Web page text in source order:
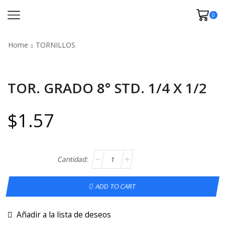
0
Home TORNILLOS
TOR. GRADO 8° STD. 1/4 X 1/2
$1.57
ADD TO CART
Añadir a la lista de deseos